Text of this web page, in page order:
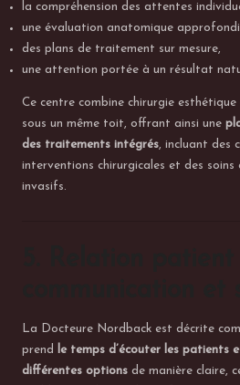
la compréhension des attentes
une évaluation anatomique
des plans de traitement sur mesure,
une attention portée à un résultat
Ce centre combine chirurgie
sous un même toit, offrant ainsi une
des traitements intégrés, incluant des
interventions chirurgicales et des soins
invasifs.
La Docteure Nordback est décrite
prend
le temps d’écouter les patients
différentes options de manière claire,